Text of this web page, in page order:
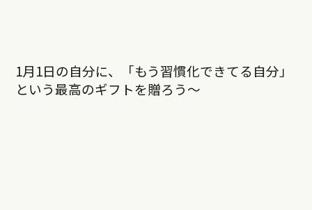
1月1日の自分に、「もう習慣化できてる自分」
という最高のギフトを贈ろう〜